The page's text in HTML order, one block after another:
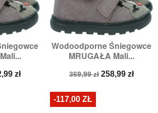
zł
Wodoodporne Śniegowce
MRUGAŁA Mali...
Cena
369,99 zł Cena
258,99 zł
-117,00 ZŁ